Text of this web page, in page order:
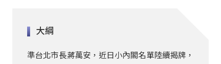
大綱
準台北市長蔣萬安，近日小內閣名單陸續揭牌，